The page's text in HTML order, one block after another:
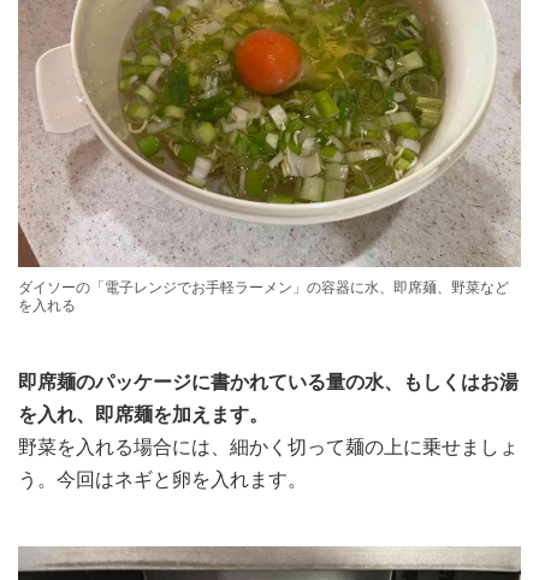
ダイソーの「電子レンジでお手軽ラーメン」の容器に水、即席麺、野菜など
を入れる
即席麺のパッケージに書かれている量の水、もしくはお湯
を入れ、即席麺を加えます。
野菜を入れる場合には、細かく切って麺の上に乗せましょ
う。今回はネギと卵を入れます。